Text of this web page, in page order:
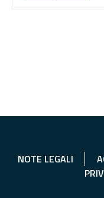
NOTE LEGALI